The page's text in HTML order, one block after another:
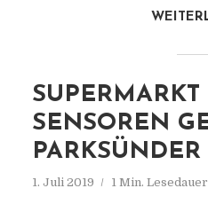
SENSOREN
PARKSÜNDER
1. Juli 2019 1 Min. Lesedauer